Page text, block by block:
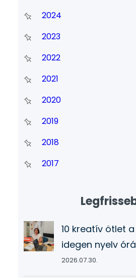
2024
2023
2022
2021
2020
2019
2018
2017
10 kreatív ötlet
idegen nyelv
2026.07.30.